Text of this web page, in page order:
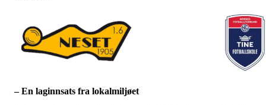
– En laginnsats fra lokalmiljøet